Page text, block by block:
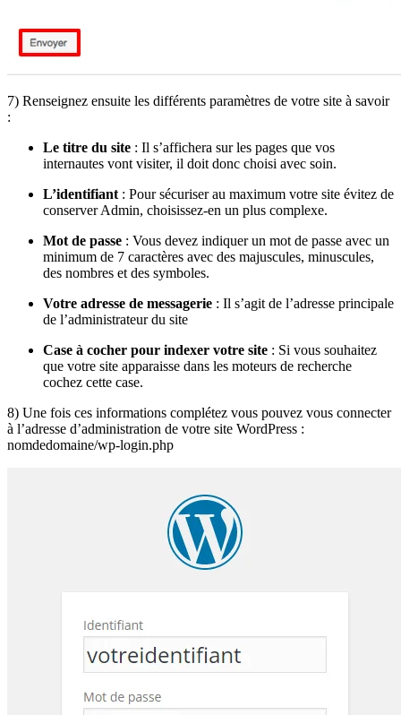
7) Renseignez ensuite les différents paramètres de votre site à savoir
:
Le titre du site : Il s’affichera sur les pages que vos
internautes vont visiter, il doit donc choisi avec soin.
L’identifiant: Pour sécuriser au maximum votre site évitez de
conserver Admin, choisissez-en un plus complexe.
Mot de passe : Vous devez indiquer un mot de passe avec un
minimum de 7 caractères avec des majuscules, minuscules,
des nombres et des symboles.
Votre adresse de messagerie : Il s’agit de l’adresse principale
de l’administrateur du site
Case à cocher pour indexer votre site : Si vous souhaitez
que votre site apparaisse dans les moteurs de recherche
cochez cette case.
8) Une fois ces informations complétez vous pouvez vous connecter
à l’adresse d’administration de votre site WordPress :
nomdedomaine/wp-login.php